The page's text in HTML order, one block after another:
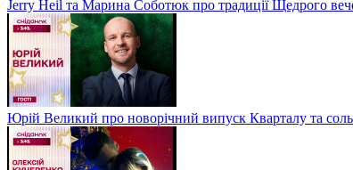
Jerry Heil та Марина Соботюк про традиції Щедрого
Юрій Великий про новорічний випуск Кварталу та